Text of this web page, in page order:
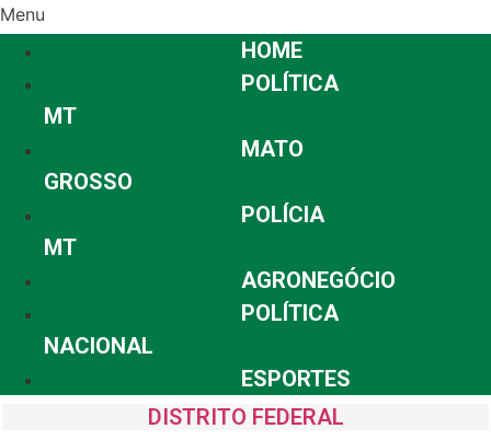
Menu
HOME
POLÍTICA
MT
MATO
GROSSO
POLÍCIA
MT
AGRONEGÓCIO
POLÍTICA
NACIONAL
ESPORTES
DISTRITO FEDERAL